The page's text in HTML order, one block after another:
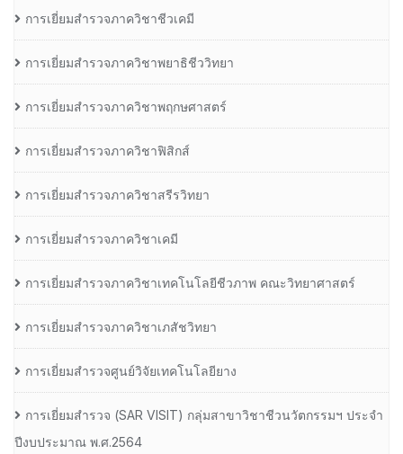
การเยี่ยมสำรวจภาควิชาชีวเคมี
การเยี่ยมสำรวจภาควิชาพยาธิชีววิทยา
การเยี่ยมสำรวจภาควิชาพฤกษศาสตร์
การเยี่ยมสำรวจภาควิชาฟิสิกส์
การเยี่ยมสำรวจภาควิชาสรีรวิทยา
การเยี่ยมสำรวจภาควิชาเคมี
การเยี่ยมสำรวจภาควิชาเทคโนโลยีชีวภาพ คณะวิทยาศาสตร์
การเยี่ยมสำรวจภาควิชาเภสัชวิทยา
การเยี่ยมสำรวจศูนย์วิจัยเทคโนโลยียาง
การเยี่ยมสํารวจ (SAR VISIT) กลุ่มสาขาวิชาชีวนวัตกรรมฯ ประจํา
ปีงบประมาณ พ.ศ.2564